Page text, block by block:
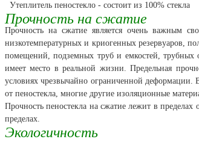
Утеплитель пеностекло - состоит из 100% стекла
Прочность на сжатие
Прочность на сжатие является очень важным
низкотемпературных и криогенных резервуаров,
помещений, подземных труб и емкостей, трубных
имеет место в реальной жизни. Предельная
условиях чрезвычайно ограниченной деформации.
от пеностекла, многие другие изоляционные
Прочность пеностекла на сжатие лежит в
пределах.
Экологичность